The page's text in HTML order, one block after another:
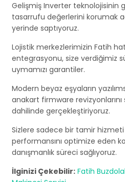
Gelişmiş Inverter teknolojisinin
tasarrufu değerlerini korumak
yerinde saptıyoruz.
Lojistik merkezlerimizin Fatih
entegrasyonu, size verdiğimiz
uymamızı garantiler.
Modern beyaz eşyaların
anakart firmware
dahilinde gerçekleştiriyoruz.
Sizlere sadece bir tamir hizmeti
performansını optimize eden
danışmanlık süreci sağlıyoruz.
İlginizi Çekebilir: Fatih